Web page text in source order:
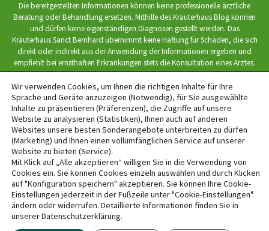
Die bereitgestellten Informationen können keine professionelle ärztliche
Beratung oder Behandlung ersetzen. Mithilfe des Kräuterhaus Blog können
und dürfen keine eigenständigen Diagnosen gestellt werden. Das
Kräuterhaus Sanct Bernhard übernimmt keine Haftung für Schäden, die sich
direkt oder indirekt aus der Anwendung der Informationen ergeben und
empfiehlt bei ernsthaften Erkrankungen stets die Konsultation eines Arztes.
website by interface medien
BACK TO TOP
Wir verwenden Cookies, um Ihnen die richtigen Inhalte für Ihre
Sprache und Geräte anzuzeigen (Notwendig), für Sie ausgewählte
Inhalte zu präsentieren (Präferenzen), die Zugriffe auf unsere
Website zu analysieren (Statistiken), Ihnen auch auf anderen
Websites unsere besten Sonderangebote unterbreiten zu dürfen
(Marketing) und Ihnen einen vollumfänglichen Service auf unserer
Website zu bieten (Service).
Mit Klick auf „Alle akzeptieren“ willigen Sie in die Verwendung von
Cookies ein. Sie können Cookies einzeln auswählen und durch Klicken
auf "Konfiguration speichern" akzeptieren. Sie können Ihre Cookie-
Einstellungen jederzeit in der Fußzeile unter "Cookie-Einstellungen"
ändern oder widerrufen. Detaillierte Informationen finden Sie in
unserer Datenschutzerklärung.